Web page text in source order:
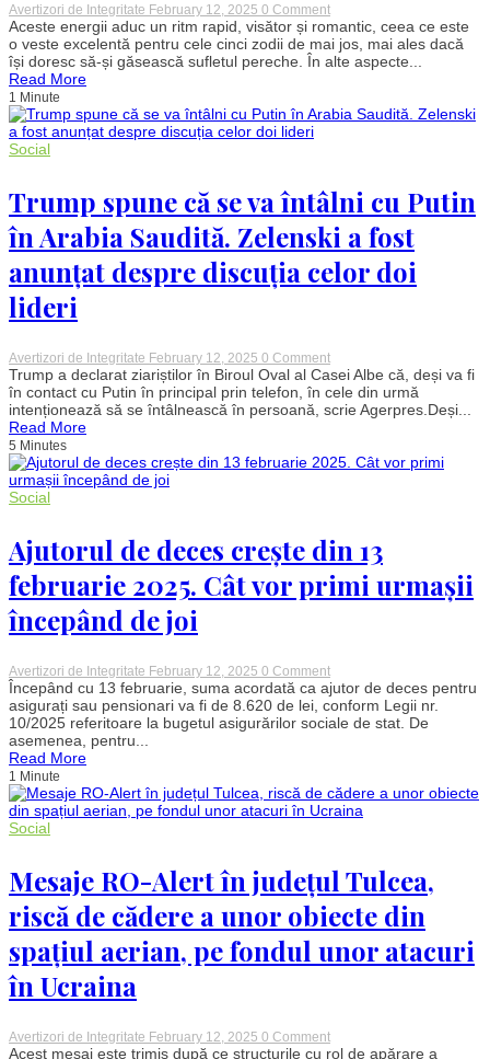
nu
dăm
hackerilor
acces
Avertizori de Integritate February 12, 2025 0 Commenton
5
zodii
vor
un
săptămână
în
favoarea
lor
Aceste energii aduc un ritm rapid, visător și romantic, ceea ce este
o veste excelentă pentru cele cinci zodii de mai jos, mai ales dacă
își doresc să-și găsească sufletul pereche. În alte aspecte...
Read More
1 Minute
Social
Trump spune că se va întâlni cu Putin
în Arabia Saudită. Zelenski a fost
anunțat despre discuția celor doi
lideri
Avertizori de Integritate February 12, 2025 0 Commenton
Trump
spune
se
cu
Zelenski
a
fost
anunțat
despre
Trump a declarat ziariștilor în Biroul Oval al Casei Albe că, deși va fi
în contact cu Putin în principal prin telefon, în cele din urmă
intenționează să se întâlnească în persoană, scrie Agerpres.Deși...
Read More
5 Minutes
Social
Ajutorul de deces crește din 13
februarie 2025. Cât vor primi urmașii
începând de joi
Avertizori de Integritate February 12, 2025 0 Commenton
Ajutorul
de
deces
crește
2025.
Cât
începând
joi
Începând cu 13 februarie, suma acordată ca ajutor de deces pentru
asigurați sau pensionari va fi de 8.620 de lei, conform Legii nr.
10/2025 referitoare la bugetul asigurărilor sociale de stat. De
asemenea, pentru...
Read More
1 Minute
Social
Mesaje RO-Alert în județul Tulcea,
riscă de cădere a unor obiecte din
spațiul aerian, pe fondul unor atacuri
în Ucraina
Avertizori de Integritate February 12, 2025 0 Commenton
Mesaje
Acest mesaj este trimis după ce structurile cu rol de apărare a